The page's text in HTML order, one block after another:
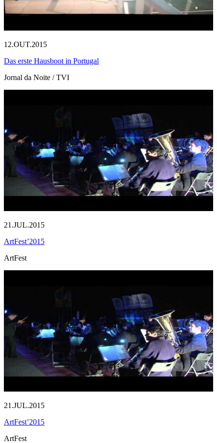
12.OUT.2015
Das erste Hausboot in Portugal
Jornal da Noite / TVI
21.JUL.2015
ArtFest’2015
ArtFest
21.JUL.2015
ArtFest’2015
ArtFest